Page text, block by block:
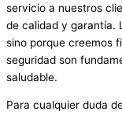
servicio a nuestros
de calidad y garantía.
sino porque creemos
seguridad son
saludable.
Para cualquier duda